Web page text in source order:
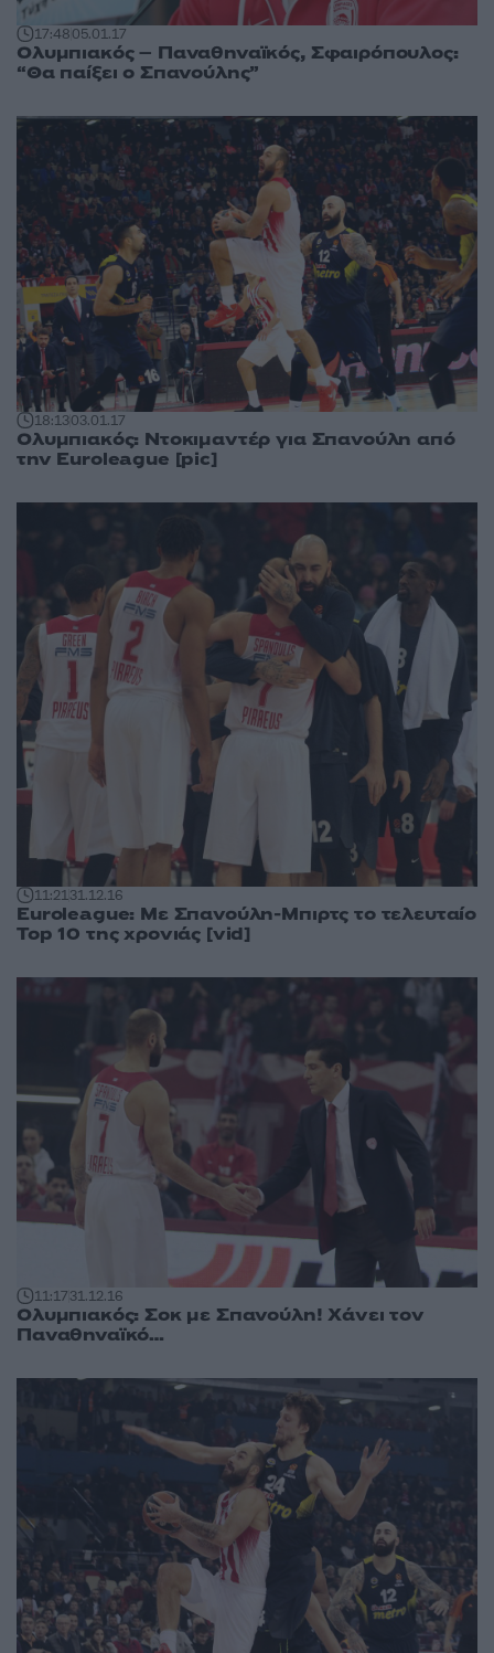
17:4805.01.17
Ολυμπιακός – Παναθηναϊκός, Σφαιρόπουλος:
“Θα παίξει ο Σπανούλης”
18:1303.01.17
Ολυμπιακός: Ντοκιμαντέρ για Σπανούλη από
την Euroleague [pic]
11:2131.12.16
Euroleague: Με Σπανούλη-Μπιρτς το τελευταίο
Top 10 της χρονιάς [vid]
11:1731.12.16
Ολυμπιακός: Σοκ με Σπανούλη! Χάνει τον
Παναθηναϊκό…